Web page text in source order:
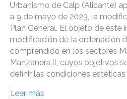
Urbanismo de Calp (Alicante)
a 9 de mayo de 2023, la
Plan General. El objeto de este
modificación de la ordenación
comprendido en los sectores
Manzanera II, cuyos objetivos
definir las condiciones estéticas
Leer más